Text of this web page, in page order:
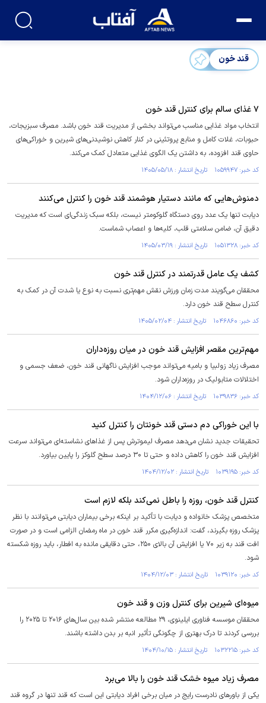
قند خون
۷ غذای سالم برای کنترل قند خون
انتخاب مواد غذایی مناسب می‌تواند بخشی از مدیریت قند خون باشد. مصرف سبزیجات،
حبوبات، غلات کامل و منابع پروتئینی در کنار کاهش نوشیدنی‌های شیرین و خوراکی‌های
حاوی قند افزوده، به داشتن یک الگوی غذایی متعادل کمک می‌کند.
کد خبر: ۱۰۵۹۹۴۷ تاریخ انتشار : ۱۴۰۵/۰۵/۱۸
دمنوش‌هایی که مانند دستیار هوشمند قند خون را کنترل می‌کنند
دیابت تنها یک عدد روی دستگاه گلوکومتر نیست، بلکه سبک زندگی‌ای است که مدیریت
دقیق آن، ضامن سلامتی قلب، کلیه‌ها و اعصاب شماست.
کد خبر: ۱۰۵۱۳۲۸ تاریخ انتشار : ۱۴۰۵/۰۳/۱۹
کشف یک عامل قدرتمند در کنترل قند خون
محققان می‌گویند مدت زمان ورزش نقش مهم‌تری نسبت به نوع یا شدت آن در کمک به
کنترل سطح قند خون دارد.
کد خبر: ۱۰۴۶۸۶۰ تاریخ انتشار : ۱۴۰۵/۰۲/۰۴
مهم‌ترین مقصر افزایش قند خون در میان روزه‌داران
مصرف زیاد زولبیا و بامیه می‌تواند موجب افزایش ناگهانی قند خون، ضعف جسمی و
اختلالات متابولیک در روزه‌داران شود.
کد خبر: ۱۰۳۹۸۳۶ تاریخ انتشار : ۱۴۰۴/۱۲/۰۶
با این خوراکی دم دستی قند خونتان را کنترل کنید
تحقیقات جدید نشان می‌دهد مصرف لیموترش پس از غذا‌های نشاسته‌ای می‌تواند سرعت
افزایش قند خون را کاهش داده و حتی تا ۳۰ درصد سطح گلوکز را پایین بیاورد.
کد خبر: ۱۰۳۹۱۹۵ تاریخ انتشار : ۱۴۰۴/۱۲/۰۲
کنترل قند خون، روزه را باطل نمی‌کند بلکه لازم است
متخصص پزشک خانواده و دیابت با تأکید بر اینکه برخی بیماران دیابتی می‌توانند با نظر
پزشک روزه بگیرند، گفت: اندازه‌گیری مکرر قند خون در ماه رمضان الزامی است و در صورت
افت قند به زیر ۷۰ یا افزایش آن بالای ۲۵۰، حتی دقایقی مانده به افطار، باید روزه شکسته
شود.
کد خبر: ۱۰۳۹۱۲۰ تاریخ انتشار : ۱۴۰۴/۱۲/۰۳
میوه‌ای شیرین برای کنترل وزن و قند خون
محققان موسسه فناوری ایلینوی، ۲۹ مطالعه منتشر شده بین سال‌های ۲۰۱۶ تا ۲۰۲۵ را
بررسی کردند تا درک بهتری از چگونگی تأثیر انبه بر بدن داشته باشند.
کد خبر: ۱۰۳۲۲۱۵ تاریخ انتشار : ۱۴۰۴/۱۰/۱۵
مصرف زیاد میوه خشک قند خون را بالا می‌برد
یکی از باور‌های نادرست رایج در میان برخی افراد دیابتی این است که قند تنها در گروه قند